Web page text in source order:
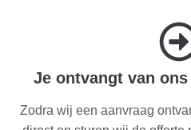
Je ontvangt van
Zodra wij een aanvraag